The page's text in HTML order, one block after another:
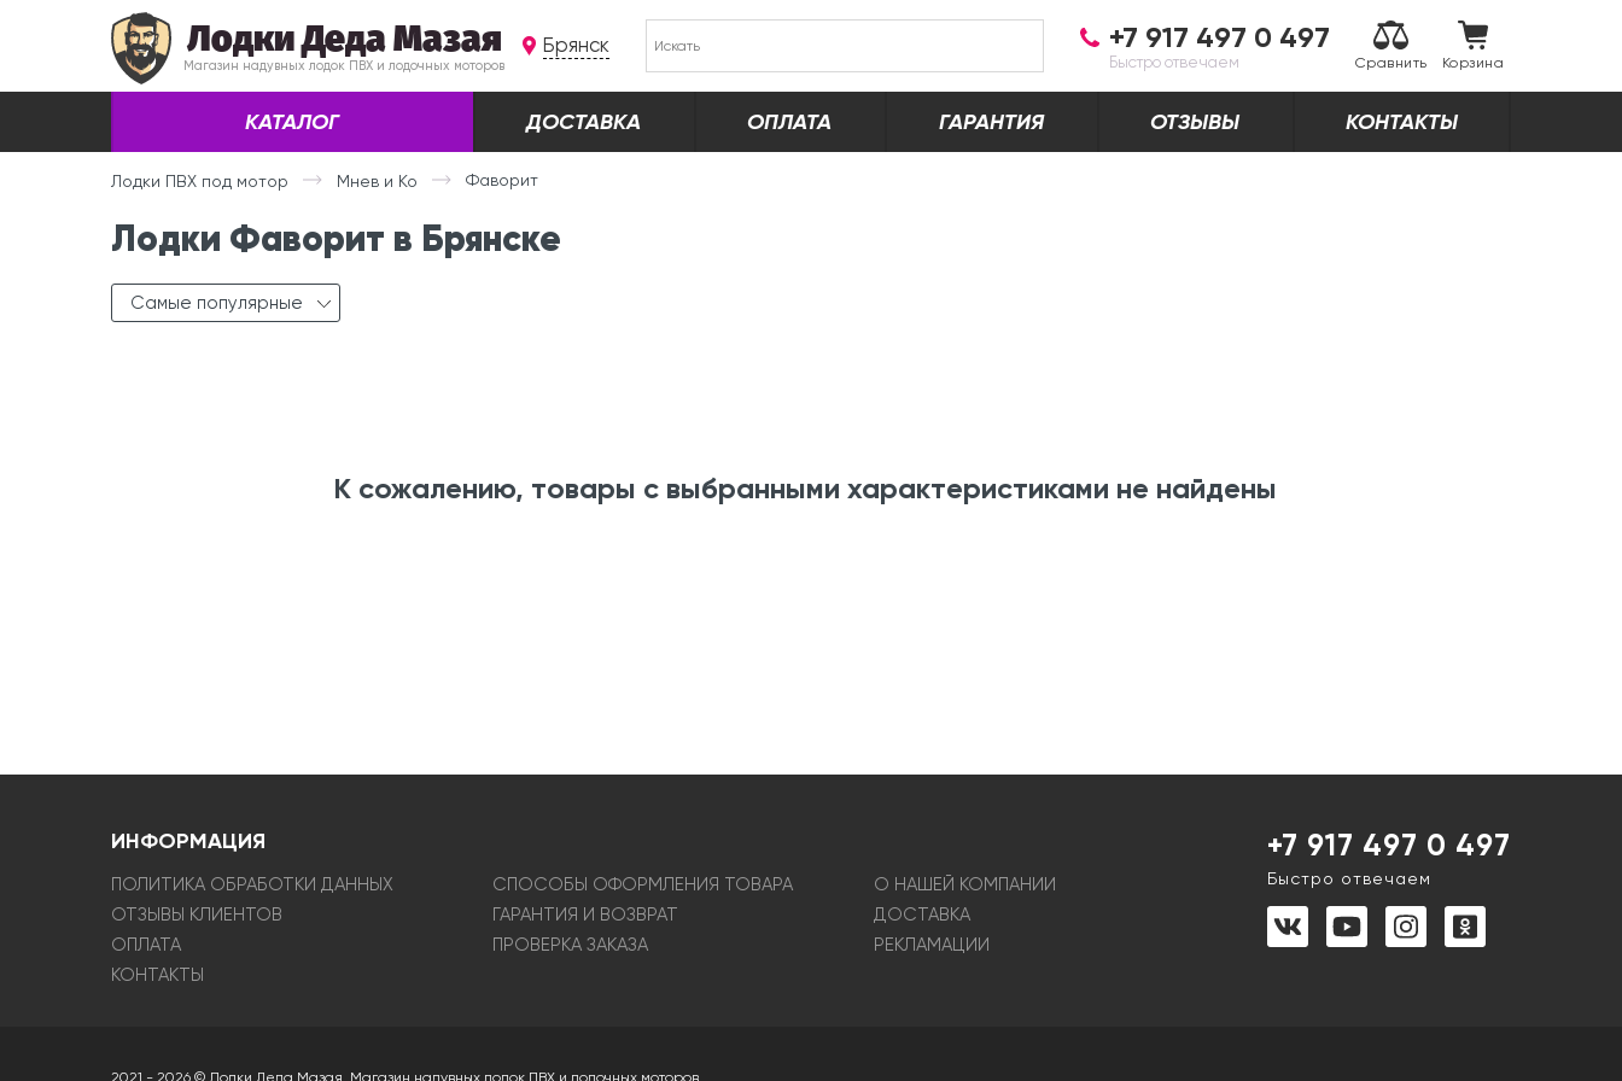
Лодки Деда Мазая
Магазин надувных лодок ПВХ и лодочных моторов
Брянск +7 917 497 0 497
Быстро отвечаем Сравнить Корзина
КАТАЛОГ ДОСТАВКА ОПЛАТА ГАРАНТИЯ ОТЗЫВЫ КОНТАКТЫ
Лодки ПВХ под мотор Мнев и Ко Фаворит
Лодки Фаворит в Брянске
Самые популярные
К сожалению, товары с выбранными характеристиками не найдены
ИНФОРМАЦИЯ
ПОЛИТИКА ОБРАБОТКИ ДАННЫХ СПОСОБЫ ОФОРМЛЕНИЯ ТОВАРА
О НАШЕЙ КОМПАНИИ
ОТЗЫВЫ КЛИЕНТОВ
ГАРАНТИЯ И ВОЗВРАТ
ДОСТАВКА
ОПЛАТА
ПРОВЕРКА ЗАКАЗА
РЕКЛАМАЦИИ
КОНТАКТЫ
+7 917 497 0 497
Быстро отвечаем
2021 - 2026 © Лодки Деда Мазая. Магазин надувных лодок ПВХ и лодочных моторов